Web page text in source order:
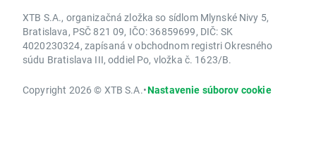
XTB S.A., organizačná zložka so sídlom Mlynské Nivy 5,
Bratislava, PSČ 821 09, IČO: 36859699, DIČ: SK
4020230324, zapísaná v obchodnom registri Okresného
súdu Bratislava III, oddiel Po, vložka č. 1623/B.
Copyright 2026 © XTB S.A.•Nastavenie súborov cookie